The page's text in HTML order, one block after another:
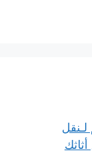
لـنقل